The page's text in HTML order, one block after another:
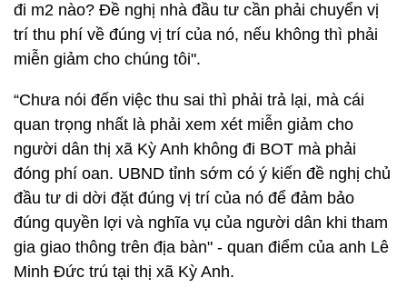
đi m2 nào? Đề nghị nhà đầu tư cần phải chuyển vị
trí thu phí về đúng vị trí của nó, nếu không thì phải
miễn giảm cho chúng tôi".
“Chưa nói đến việc thu sai thì phải trả lại, mà cái
quan trọng nhất là phải xem xét miễn giảm cho
người dân thị xã Kỳ Anh không đi BOT mà phải
đóng phí oan. UBND tỉnh sớm có ý kiến đề nghị chủ
đầu tư di dời đặt đúng vị trí của nó để đảm bảo
đúng quyền lợi và nghĩa vụ của người dân khi tham
gia giao thông trên địa bàn" - quan điểm của anh Lê
Minh Đức trú tại thị xã Kỳ Anh.